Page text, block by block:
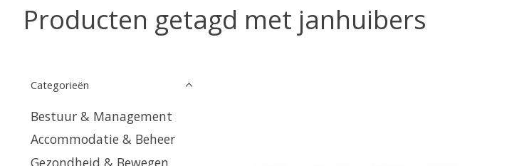
Producten getagd met janhuibers
Categorieën
Bestuur & Management
Accommodatie & Beheer
Gezondheid & Bewegen